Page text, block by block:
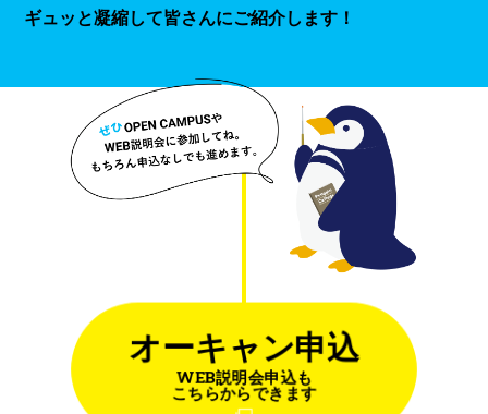
ギュッと凝縮して皆さんにご紹介します！
オーキャン申込
WEB説明会申込も
こちらからできます